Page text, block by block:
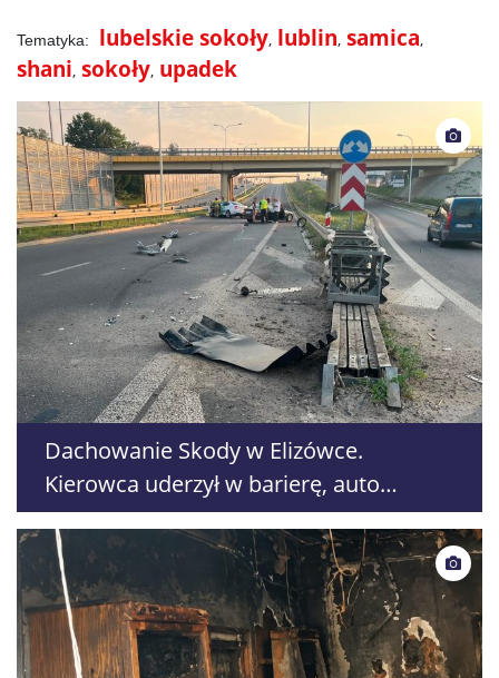
lubelskie sokoły lublin samica
shani sokoły upadek
Dachowanie Skody w Elizówce.
Kierowca uderzył w barierę, auto
przewróciło się na dach